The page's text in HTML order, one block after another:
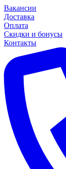
Вакансии
Доставка
Оплата
Скидки и бонусы
Контакты